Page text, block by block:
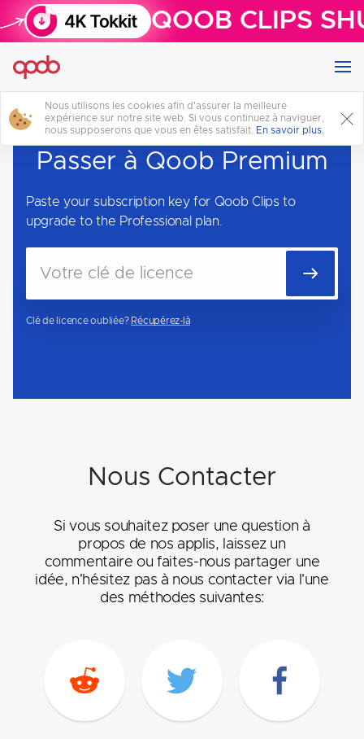
QOOB CLIPS
Passer à Qoob Premium
Paste your subscription key for Qoob Clips to
upgrade to the Professional plan.
Clé de licence oubliée? Récupérez-là
Nous Contacter
Si vous souhaitez poser une question à
propos de nos applis, laissez un
commentaire ou faites-nous partager une
idée, n'hésitez pas à nous contacter via l'une
des méthodes suivantes:
Nous utilisons les cookies afin d'assurer la meilleure
expérience sur notre site web. Si vous continuez à naviguer,
nous supposerons que vous en êtes satisfait.
En savoir plus.